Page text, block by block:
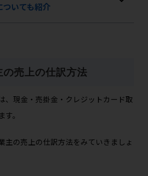
いても紹介
の売上の仕訳方法
、現金・売掛金・クレジットカード取
。
主の売上の仕訳方法をみていきましょ